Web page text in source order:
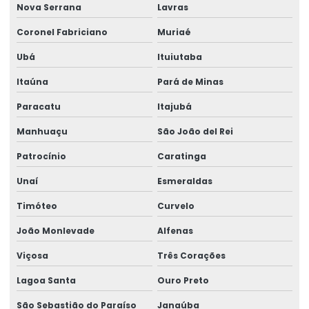
Montagem de barramento blindado
Montagem de caminho de rolamento
Montagem e desmontagem de ponte rolante
Montagem de ponte rolante
Montagem de talha elétrica
Montagem Técnica De Sistemas De Elevação
Motor elétrico para ponte rolante
Motor para ponte rolante
Motor redutor para ponte rolante
Nova Serrana Lavras
Coronel Fabriciano Muriaé
Ubá Ituiutaba
Itaúna Pará de Minas
Paracatu Itajubá
Manhuaçu São João del Rei
Patrocínio Caratinga
Unaí Esmeraldas
Timóteo Curvelo
João Monlevade Alfenas
Viçosa Três Corações
Lagoa Santa Ouro Preto
São Sebastião do Paraíso Janaúba